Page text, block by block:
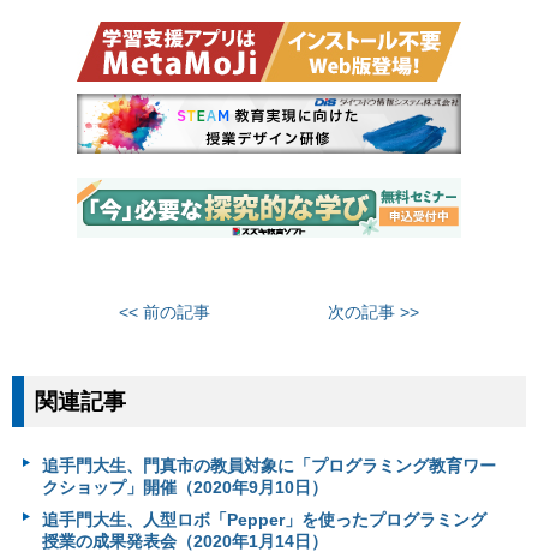
<< 前の記事 次の記事 >>
関連記事
追手門大生、門真市の教員対象に「プログラミング教育ワー
クショップ」開催（2020年9月10日）
追手門大生、人型ロボ「Pepper」を使ったプログラミング
授業の成果発表会（2020年1月14日）